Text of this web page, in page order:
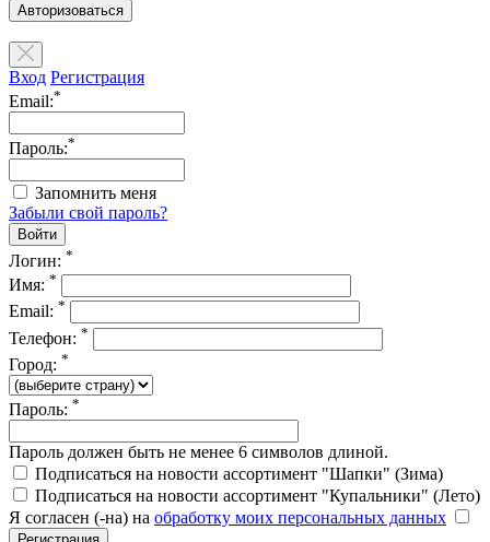
Авторизоваться
Вход Регистрация
Email:*
Пароль:*
Запомнить меня
Забыли свой пароль?
Логин: *
Имя: *
Email: *
Телефон: *
Город: *
Пароль: *
Пароль должен быть не менее 6 символов длиной.
Подписаться на новости ассортимент "Шапки" (Зима)
Подписаться на новости ассортимент "Купальники" (Лето)
Я согласен (-на) на обработку моих персональных данных